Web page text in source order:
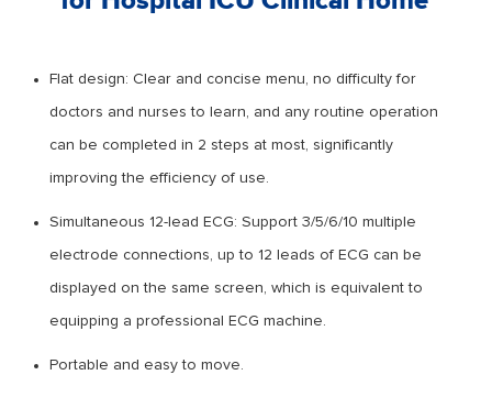
Flat design: Clear and concise menu, no difficulty for
doctors and nurses to learn, and any routine operation
can be completed in 2 steps at most, significantly
improving the efficiency of use.
Simultaneous 12-lead ECG: Support 3/5/6/10 multiple
electrode connections, up to 12 leads of ECG can be
displayed on the same screen, which is equivalent to
equipping a professional ECG machine.
Portable and easy to move.